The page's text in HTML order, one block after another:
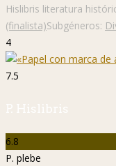
Hislibris literatura
(finalista)Subgéneros:
4
7.5
P. Hislibris
6.8
P. plebe